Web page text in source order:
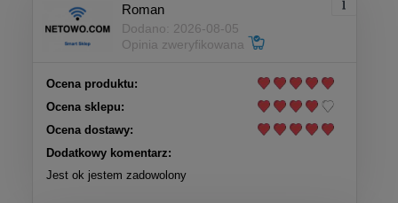
Roman
Dodano: 2026-08-05
Opinia zweryfikowana
Ocena produktu:
Ocena sklepu:
Ocena dostawy:
Dodatkowy komentarz:
Jest ok jestem zadowolony